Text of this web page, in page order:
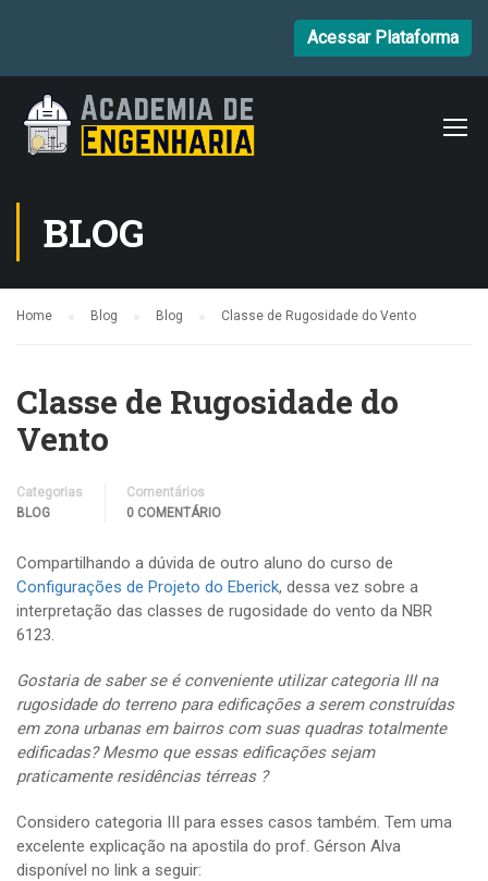
Acessar Plataforma
BLOG
Home Blog Blog Classe de Rugosidade do Vento
Classe de Rugosidade do
Vento
Categorias
BLOG
Comentários
0 COMENTÁRIO
Compartilhando a dúvida de outro aluno do curso de
Configurações de Projeto do Eberick, dessa vez sobre a
interpretação das classes de rugosidade do vento da NBR
6123.
Gostaria de saber se é conveniente utilizar categoria III na
rugosidade do terreno para edificações a serem construídas
em zona urbanas em bairros com suas quadras totalmente
edificadas? Mesmo que essas edificações sejam
praticamente residências térreas ?
Considero categoria III para esses casos também. Tem uma
excelente explicação na apostila do prof. Gérson Alva
disponível no link a seguir: